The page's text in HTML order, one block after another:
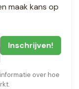
maak kans op
over hoe